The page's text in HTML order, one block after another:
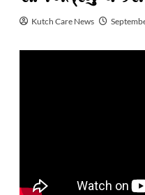
Kutch Care News